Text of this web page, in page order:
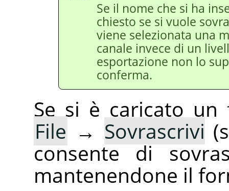
Se il nome che si ha
chiesto se si vuole
viene selezionata una
canale invece di un
esportazione non lo
conferma.
Se si è caricato un
File → Sovrascrivi
consente di
mantenendone il